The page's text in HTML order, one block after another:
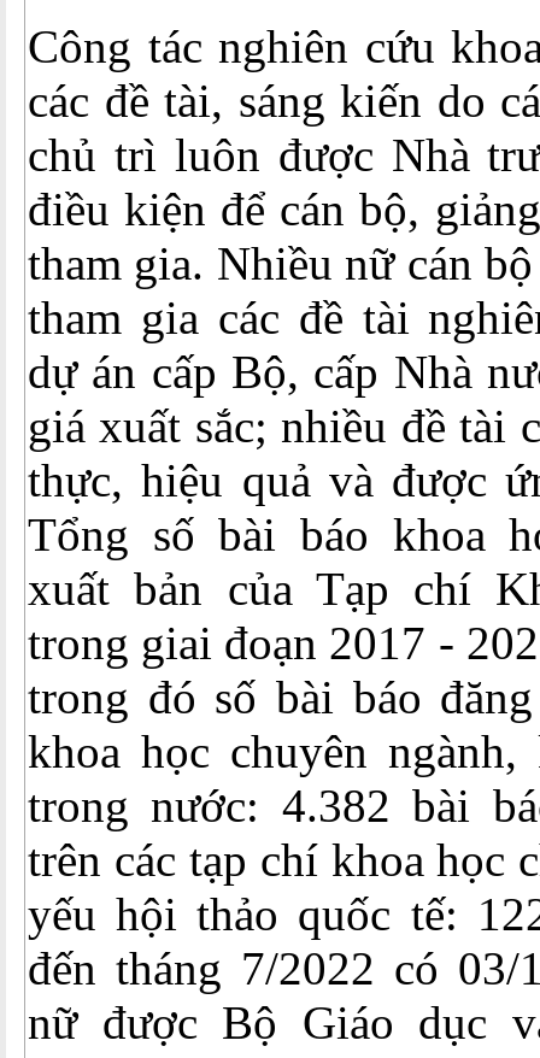
Công tác nghiên cứu
các đề tài, sáng kiến do
chủ trì luôn được Nhà
điều kiện để cán bộ,
tham gia. Nhiều nữ cán
tham gia các đề tài
dự án cấp Bộ, cấp Nhà
giá xuất sắc; nhiều đề tài
thực, hiệu quả và được
Tổng số bài báo khoa
xuất bản của Tạp chí
trong giai đoạn 2017 -
trong đó số bài báo
khoa học chuyên
trong nước: 4.382 bài
trên các tạp chí khoa học
yếu hội thảo quốc tế:
đến tháng 7/2022 có 03/
nữ được Bộ Giáo dục